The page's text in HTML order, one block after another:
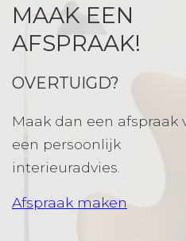
MAAK EEN
AFSPRAAK!
OVERTUIGD?
Maak dan een afspraak
een persoonlijk
interieuradvies.
Afspraak maken